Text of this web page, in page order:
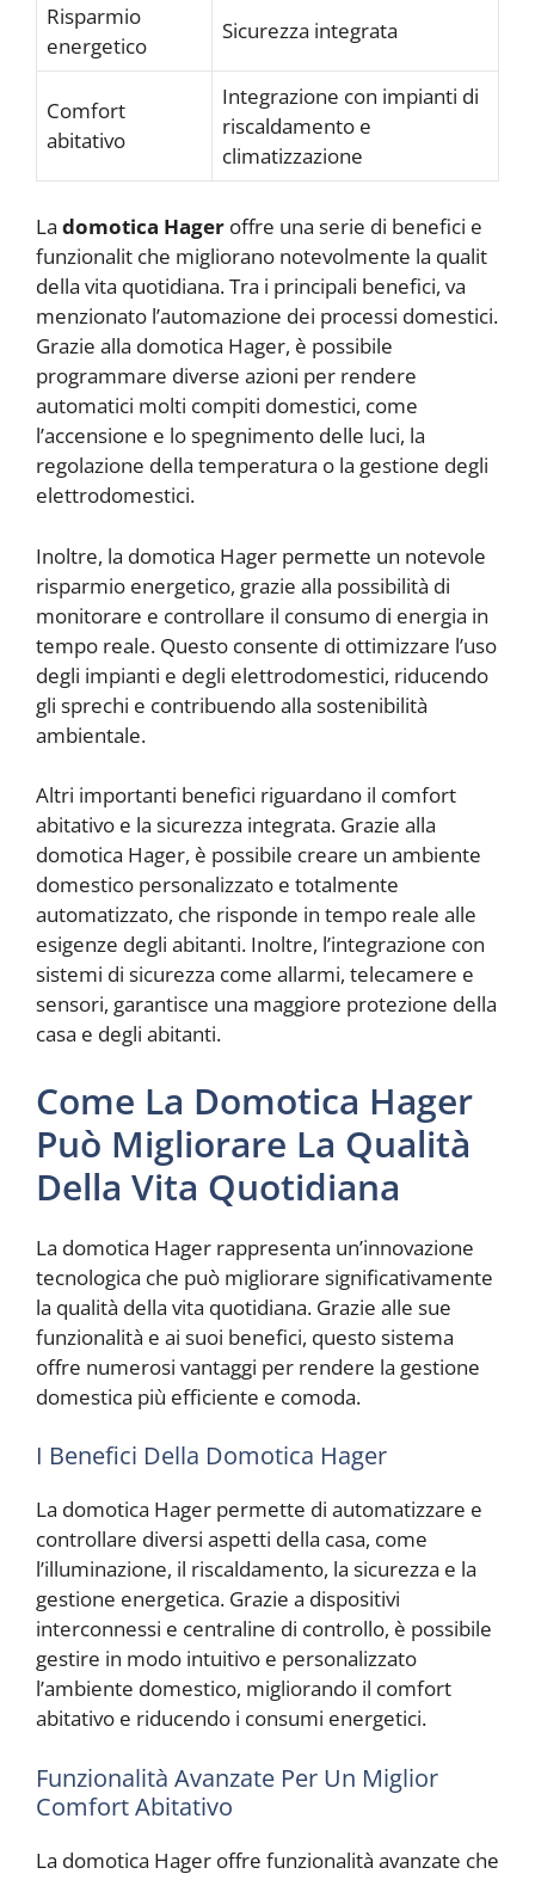
Risparmio
energetico
Sicurezza integrata
Comfort
abitativo
Integrazione con impianti di
riscaldamento e
climatizzazione
La domotica Hager offre una serie di benefici e
funzionalit che migliorano notevolmente la qualit
della vita quotidiana. Tra i principali benefici, va
menzionato l’automazione dei processi domestici.
Grazie alla domotica Hager, è possibile
programmare diverse azioni per rendere
automatici molti compiti domestici, come
l’accensione e lo spegnimento delle luci, la
regolazione della temperatura o la gestione degli
elettrodomestici.
Inoltre, la domotica Hager permette un notevole
risparmio energetico, grazie alla possibilità di
monitorare e controllare il consumo di energia in
tempo reale. Questo consente di ottimizzare l’uso
degli impianti e degli elettrodomestici, riducendo
gli sprechi e contribuendo alla sostenibilità
ambientale.
Altri importanti benefici riguardano il comfort
abitativo e la sicurezza integrata. Grazie alla
domotica Hager, è possibile creare un ambiente
domestico personalizzato e totalmente
automatizzato, che risponde in tempo reale alle
esigenze degli abitanti. Inoltre, l’integrazione con
sistemi di sicurezza come allarmi, telecamere e
sensori, garantisce una maggiore protezione della
casa e degli abitanti.
Come La Domotica Hager
Può Migliorare La Qualità
Della Vita Quotidiana
La domotica Hager rappresenta un’innovazione
tecnologica che può migliorare significativamente
la qualità della vita quotidiana. Grazie alle sue
funzionalità e ai suoi benefici, questo sistema
offre numerosi vantaggi per rendere la gestione
domestica più efficiente e comoda.
I Benefici Della Domotica Hager
La domotica Hager permette di automatizzare e
controllare diversi aspetti della casa, come
l’illuminazione, il riscaldamento, la sicurezza e la
gestione energetica. Grazie a dispositivi
interconnessi e centraline di controllo, è possibile
gestire in modo intuitivo e personalizzato
l’ambiente domestico, migliorando il comfort
abitativo e riducendo i consumi energetici.
Funzionalità Avanzate Per Un Miglior
Comfort Abitativo
La domotica Hager offre funzionalità avanzate che